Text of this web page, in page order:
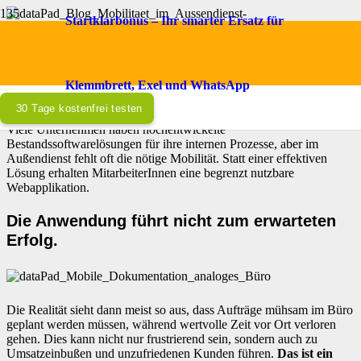
Startklarbonus – Ihr smarter Ersatz für
Klemmbrett, Exel und WhatsApp
30 Tage kostenfrei testen
Außendienst:
Viele Unternehmen haben hochentwickelte
Bestandssoftwarelösungen für ihre internen Prozesse, aber im
Außendienst fehlt oft die nötige Mobilität. Statt einer effektiven
Lösung erhalten MitarbeiterInnen eine begrenzt nutzbare
Webapplikation.
Die Anwendung führt nicht zum erwarteten
Erfolg.
Die Realität sieht dann meist so aus, dass Aufträge mühsam im Büro
geplant werden müssen, während wertvolle Zeit vor Ort verloren
gehen. Dies kann nicht nur frustrierend sein, sondern auch zu
Umsatzeinbußen und unzufriedenen Kunden führen. Das ist ein